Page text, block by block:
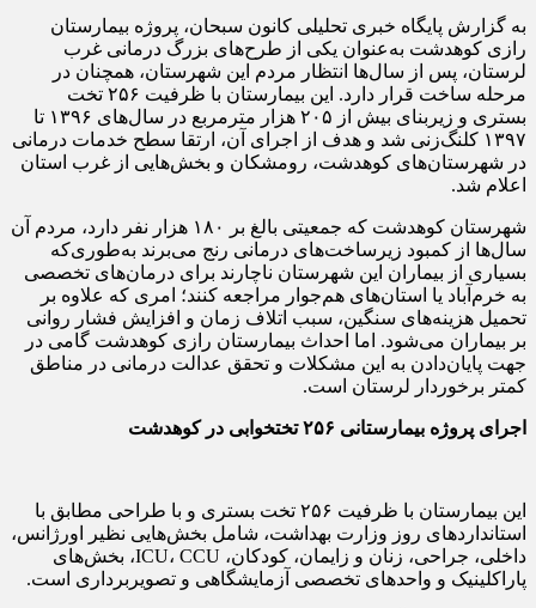
به گزارش پایگاه خبری تحلیلی کانون سبحان، پروژه بیمارستان
رازی کوهدشت به‌عنوان یکی از طرح‌های بزرگ درمانی غرب
لرستان، پس از سال‌ها انتظار مردم این شهرستان، همچنان در
مرحله ساخت قرار دارد. این بیمارستان با ظرفیت ۲۵۶ تخت
بستری و زیربنای بیش از ۲۰۵ هزار مترمربع در سال‌های ۱۳۹۶ تا
۱۳۹۷ کلنگ‌زنی شد و هدف از اجرای آن، ارتقا سطح خدمات درمانی
در شهرستان‌های کوهدشت، رومشکان و بخش‌هایی از غرب استان
اعلام شد.
شهرستان کوهدشت که جمعیتی بالغ بر ۱۸۰ هزار نفر دارد، مردم آن
سال‌ها از کمبود زیرساخت‌های درمانی رنج‌ می‌برند به‌طوری‌که
بسیاری از بیماران این شهرستان ناچارند برای درمان‌های تخصصی
به خرم‌آباد یا استان‌های هم‌جوار مراجعه کنند؛ امری که علاوه بر
تحمیل هزینه‌های سنگین، سبب اتلاف زمان و افزایش فشار روانی
بر بیماران می‌شود. اما احداث بیمارستان رازی کوهدشت گامی در
جهت پایان‌دادن به این مشکلات و تحقق عدالت درمانی در مناطق
کمتر برخوردار لرستان است.
اجرای پروژه بیمارستانی ۲۵۶ تختخوابی در کوهدشت
این بیمارستان با ظرفیت ۲۵۶ تخت بستری و با طراحی مطابق با
استانداردهای روز وزارت بهداشت، شامل بخش‌هایی نظیر اورژانس،
داخلی، جراحی، زنان و زایمان، کودکان، ICU، CCU، بخش‌های
پاراکلینیک و واحدهای تخصصی آزمایشگاهی و تصویربرداری است.